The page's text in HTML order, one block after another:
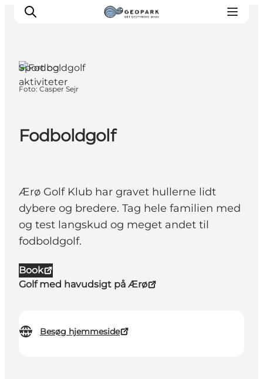
Fodboldgolf
Ærø Golf Klub har gravet hullerne lidt
dybere og bredere. Tag hele familien med
og test langskud og meget andet til
fodboldgolf.
Book
Golf med havudsigt på Ærø
Besøg hjemmeside
Sport og
aktiviteter
Foto: Casper Sejr